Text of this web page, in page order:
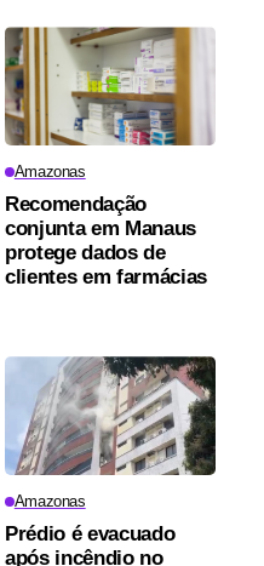
Amazonas
Recomendação
conjunta em Manaus
protege dados de
clientes em farmácias
Amazonas
Prédio é evacuado
após incêndio no